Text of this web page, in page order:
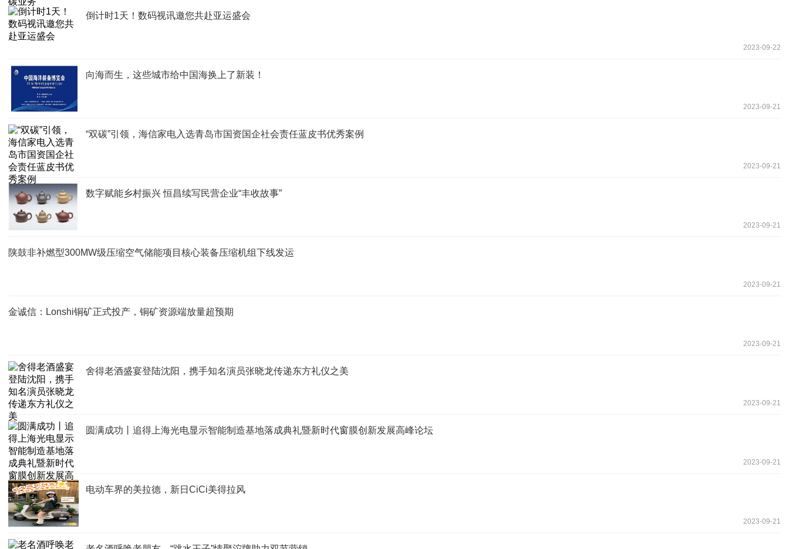
倒计时1天！数码视讯邀您共赴亚运盛会
2023-09-22
向海而生，这些城市给中国海换上了新装！
2023-09-21
“双碳”引领，海信家电入选青岛市国资国企社会责任蓝皮书优秀案例
2023-09-21
数字赋能乡村振兴 恒昌续写民营企业“丰收故事”
2023-09-21
陕鼓非补燃型300MW级压缩空气储能项目核心装备压缩机组下线发运
2023-09-21
金诚信：Lonshi铜矿正式投产，铜矿资源端放量超预期
2023-09-21
舍得老酒盛宴登陆沈阳，携手知名演员张晓龙传递东方礼仪之美
2023-09-21
圆满成功丨追得上海光电显示智能制造基地落成典礼暨新时代窗膜创新发展高峰论坛
2023-09-21
电动车界的美拉德，新日CiCi美得拉风
2023-09-21